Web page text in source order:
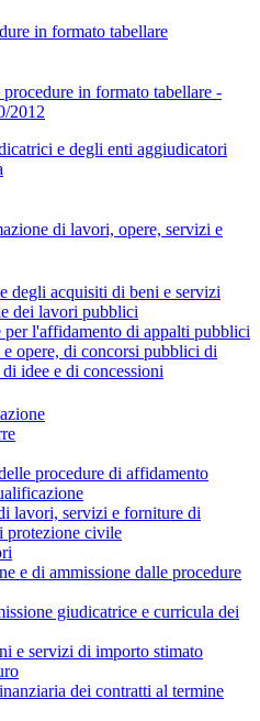
in formato tabellare
in formato tabellare -
2012
e degli enti aggiudicatori
di lavori, opere, servizi e
degli acquisiti di beni e servizi
dei lavori pubblici
l'affidamento di appalti pubblici
opere, di concorsi pubblici di
idee e di concessioni
procedure di affidamento
lavori, servizi e forniture di
protezione civile
e di ammissione dalle procedure
giudicatrice e curricula dei
e servizi di importo stimato
dei contratti al termine